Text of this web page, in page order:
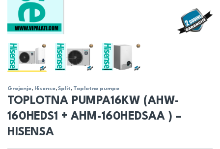
Grejanje, Hisense,Split, Toplotne pumpe
TOPLOTNA PUMPA16KW (AHW-
160HEDS1 + AHM-160HEDSAA ) –
HISENSA